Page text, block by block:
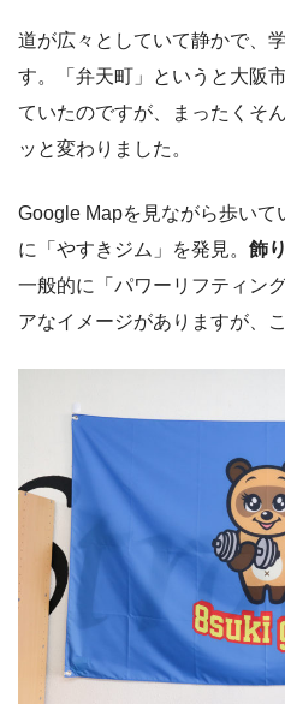
道が広々としていて静かで、
す。「弁天町」というと大阪
ていたのですが、まったくそ
ッと変わりました。
Google Mapを見ながら歩いて
に「やすきジム」を発見。 飾
一般的に「パワーリフティン
アなイメージがありますが、